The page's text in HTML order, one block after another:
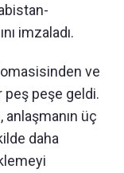
imzaladı.
ve
peş peşe geldi.
anlaşmanın üç
daha